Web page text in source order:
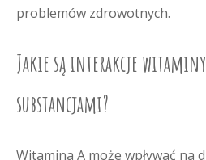
problemów zdrowotnych.
Jakie są interakcje
substancjami?
Witamina A może wpływać na